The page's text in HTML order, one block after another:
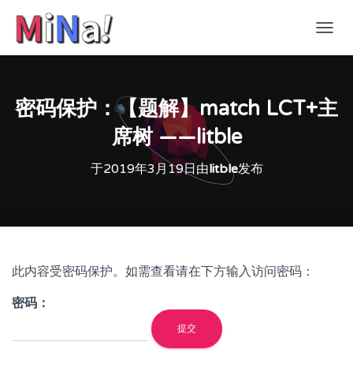
换
密码保护：【题解】match LCT+主
席树 ——litble
于2019年3月19日 由litble发布
此内容受密码保护。如需查看请在下方输入访问密码：
密码：